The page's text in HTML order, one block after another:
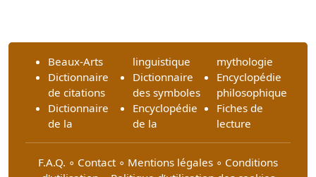
Beaux-Arts
Dictionnaire
de citations
Dictionnaire
de la
linguistique
Dictionnaire
des symboles
Encyclopédie
de la
mythologie
Encyclopédie
philosophique
Fiches de
lecture
F.A.Q. ∘ Contact∘ Mentions légales ∘ Conditions